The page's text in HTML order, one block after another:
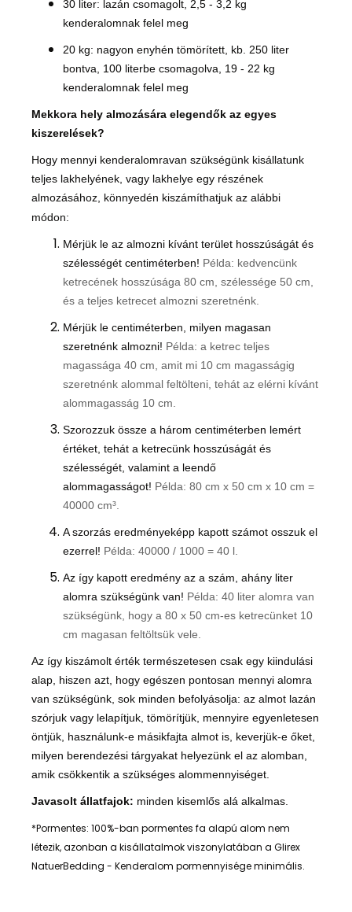
30 liter: lazán csomagolt, 2,5 - 3,2 kg
kenderalomnak felel meg
20 kg: nagyon enyhén tömörített, kb. 250 liter
bontva, 100 literbe csomagolva, 19 - 22 kg
kenderalomnak felel meg
Mekkora hely almozására elegendők az egyes
kiszerelések?
Hogy mennyi kenderalomravan szükségünk kisállatunk
teljes lakhelyének, vagy lakhelye egy részének
almozásához, könnyedén kiszámíthatjuk az alábbi
módon:
Mérjük le az almozni kívánt terület hosszúságát és
szélességét centiméterben! Példa: kedvencünk
ketrecének hosszúsága 80 cm, szélessége 50 cm,
és a teljes ketrecet almozni szeretnénk.
Mérjük le centiméterben , milyen magasan
szeretnénk almozni! Példa: a ketrec teljes
magassága 40 cm, amit mi 10 cm magasságig
szeretnénk alommal feltölteni, tehát az elérni kívánt
alommagasság 10 cm.
Szorozzuk össze a három centiméterben lemért
értéket, tehát a ketrecünk hosszúságát és
szélességét, valamint a leendő
alommagasságot! Példa: 80 cm x 50 cm x 10 cm =
40000 cm³.
A szorzás eredményeképp kapott számot osszuk el
ezerrel! Példa: 40000 / 1000 = 40 l.
Az így kapott eredmény az a szám, ahány liter
alomra szükségünk van! Példa: 40 liter alomra van
szükségünk, hogy a 80 x 50 cm-es ketrecünket 10
cm magasan feltöltsük vele.
Az így kiszámolt érték természetesen csak egy kiindulási
alap, hiszen azt, hogy egészen pontosan mennyi alomra
van szükségünk, sok minden befolyásolja: az almot lazán
szórjuk vagy lelapítjuk, tömörítjük, mennyire egyenletesen
öntjük, használunk-e másikfajta almot is, keverjük-e őket,
milyen berendezési tárgyakat helyezünk el az alomban,
amik csökkentik a szükséges alommennyiséget.
Javasolt állatfajok: minden kisemlős alá alkalmas.
*Pormentes: 100%-ban pormentes fa alapú alom nem
létezik, azonban a kisállatalmok viszonylatában a Glirex
NatuerBedding - Kenderalom pormennyisége minimális.